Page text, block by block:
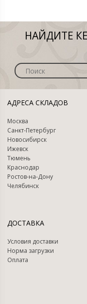
НАЙДИТЕ
АДРЕСА СКЛАДОВ
Москва
Санкт-Петербург
Новосибирск
Ижевск
Тюмень
Краснодар
Ростов-на-Дону
Челябинск
ДОСТАВКА
Условия доставки
Норма загрузки
Оплата